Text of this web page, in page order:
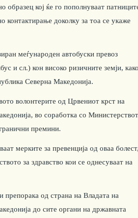
образец кој ќе го пополнуваат
контактирање доколку за тоа се укаже
меѓународен автобуски превоз
и сл.) кон високо ризичните земји, како
Северна Македонија.
волонтерите од Црвениот крст на
во соработка со
премини.
мерките за превенција од оваа болест,
за здравство кои се однесуваат на
препорака од страна на Владата на
до сите органи на државната